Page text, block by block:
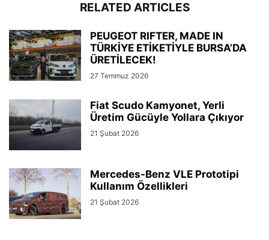
RELATED ARTICLES
PEUGEOT RIFTER, MADE IN
TÜRKİYE ETİKETİYLE BURSA’DA
ÜRETİLECEK!
27 Temmuz 2026
Fiat Scudo Kamyonet, Yerli
Üretim Gücüyle Yollara Çıkıyor
21 Şubat 2026
Mercedes-Benz VLE Prototipi
Kullanım Özellikleri
21 Şubat 2026